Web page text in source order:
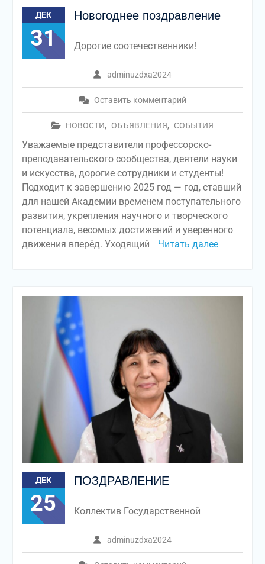
ДЕК
31
Новогоднее поздравление
adminuzdxa2024
Оставить комментарий
НОВОСТИ, ОБЪЯВЛЕНИЯ, СОБЫТИЯ
Дорогие соотечественники!
Уважаемые представители профессорско-
преподавательского сообщества, деятели науки
и искусства, дорогие сотрудники и студенты!
Подходит к завершению 2025 год — год, ставший
для нашей Академии временем поступательного
развития, укрепления научного и творческого
потенциала, весомых достижений и уверенного
движения вперёд. Уходящий
Читать далее
ДЕК
25
ПОЗДРАВЛЕНИЕ
adminuzdxa2024
Коллектив Государственной